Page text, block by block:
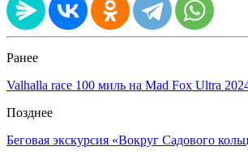
Ранее
Valhalla race 100 миль на Mad Fox Ultra
Позднее
Беговая экскурсия «Вокруг Садового